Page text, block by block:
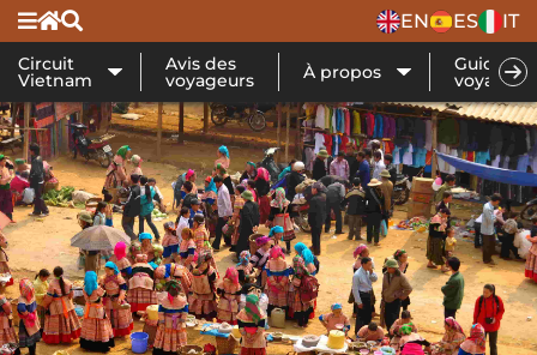
EN ES IT
Circuit
Vietnam
Avis des
voyageurs À propos Guide de
voyage